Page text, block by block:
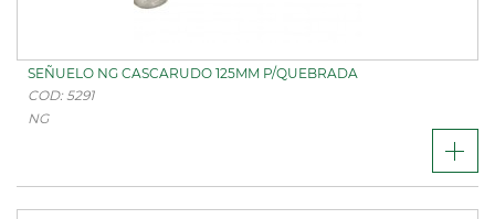
SEÑUELO NG CASCARUDO 125MM P/QUEBRADA
COD: 5291
NG